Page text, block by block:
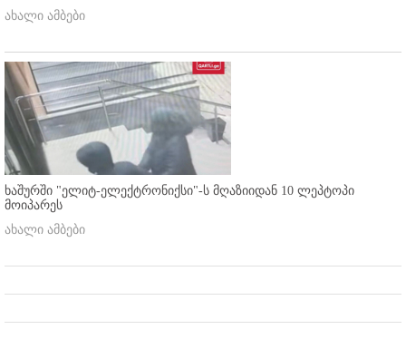
ახალი ამბები
ხაშურში "ელიტ-ელექტრონიქსი"-ს მღაზიიდან 10 ლეპტოპი
მოიპარეს
ახალი ამბები